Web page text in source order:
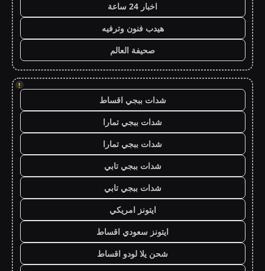
اخبار 24 ساعة
هيدب فنون وترفيه
صحيفة العالم
!
شدات ببجي اقساط
شدات ببجي تمارا
شدات ببجي تمارا
شدات ببجي تابي
شدات ببجي تابي
ايتونز امريكي
ايتونز سعودي اقساط
شحن يلا لودو اقساط